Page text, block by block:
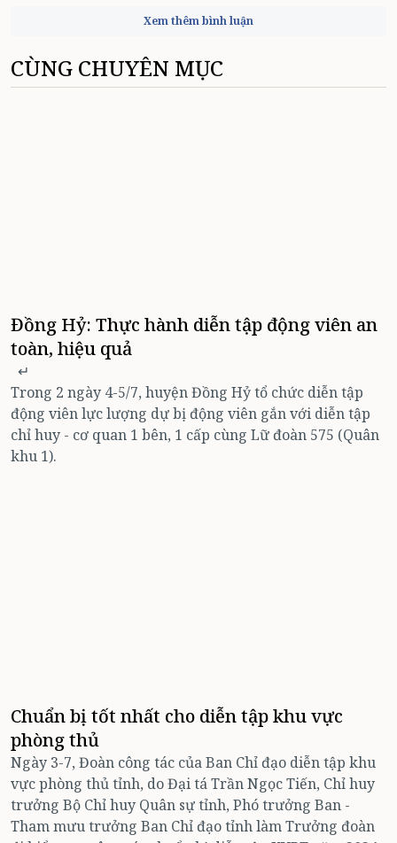
Xem thêm bình luận
CÙNG CHUYÊN MỤC
Đồng Hỷ: Thực hành diễn tập động viên an
toàn, hiệu quả
↵
Trong 2 ngày 4-5/7, huyện Đồng Hỷ tổ chức diễn tập
động viên lực lượng dự bị động viên gắn với diễn tập
chỉ huy - cơ quan 1 bên, 1 cấp cùng Lữ đoàn 575 (Quân
khu 1).
Chuẩn bị tốt nhất cho diễn tập khu vực
phòng thủ
Ngày 3-7, Đoàn công tác của Ban Chỉ đạo diễn tập khu
vực phòng thủ tỉnh, do Đại tá Trần Ngọc Tiến, Chỉ huy
trưởng Bộ Chỉ huy Quân sự tỉnh, Phó trưởng Ban -
Tham mưu trưởng Ban Chỉ đạo tỉnh làm Trưởng đoàn